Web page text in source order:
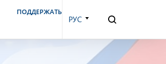
ПОДДЕРЖАТЬ
РУС